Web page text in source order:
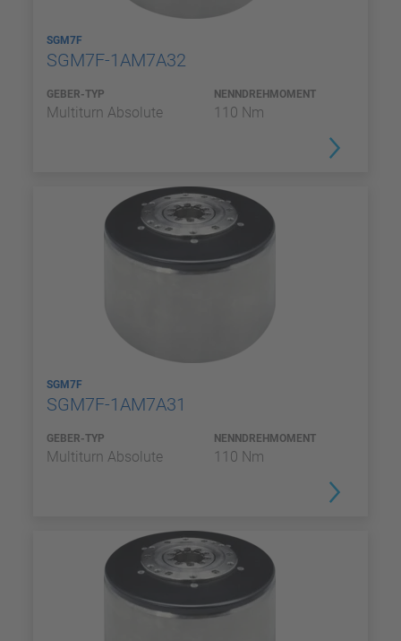
SGM7F
SGM7F-1AM7A32
GEBER-TYP
Multiturn Absolute
NENNDREHMOMENT
110 Nm
SGM7F
SGM7F-1AM7A31
GEBER-TYP
Multiturn Absolute
NENNDREHMOMENT
110 Nm